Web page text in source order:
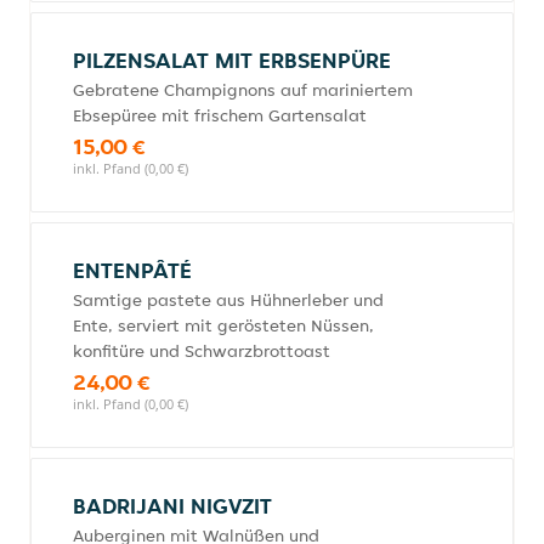
PILZENSALAT MIT ERBSENPÜRE
Gebratene Champignons auf mariniertem
Ebsepüree mit frischem Gartensalat
15,00 €
inkl. Pfand (0,00 €)
ENTENPÂTÉ
Samtige pastete aus Hühnerleber und
Ente, serviert mit gerösteten Nüssen,
konfitüre und Schwarzbrottoast
24,00 €
inkl. Pfand (0,00 €)
BADRIJANI NIGVZIT
Auberginen mit Walnüßen und